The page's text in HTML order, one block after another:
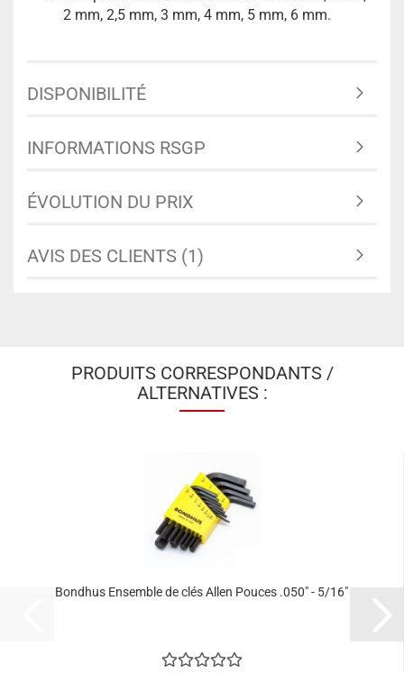
2 mm, 2,5 mm, 3 mm, 4 mm, 5 mm, 6 mm.
DISPONIBILITÉ
INFORMATIONS RSGP
ÉVOLUTION DU PRIX
AVIS DES CLIENTS (1)
PRODUITS CORRESPONDANTS /
ALTERNATIVES :
Bondhus Ensemble de clés Allen Pouces .050" - 5/16"